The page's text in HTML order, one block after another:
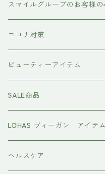
#イマヘア
the u （bihatsu）
トリートメント ヘアマスク
流さないトリートメント（ア
#イマヘア
頭皮ケアアイテム
強髪
ダークニル
スタイリング剤
N .（エヌドット）
塩基性カラー剤
あおつぶ
スマイルグループのお客様
コロナ対策
ビューティーアイテム
MTG REFA
ヤーマン YAMAN
美容液
SALE商品
LOHAS ヴィーガン アイテム
ヴィーガン認証
ヘルスケア